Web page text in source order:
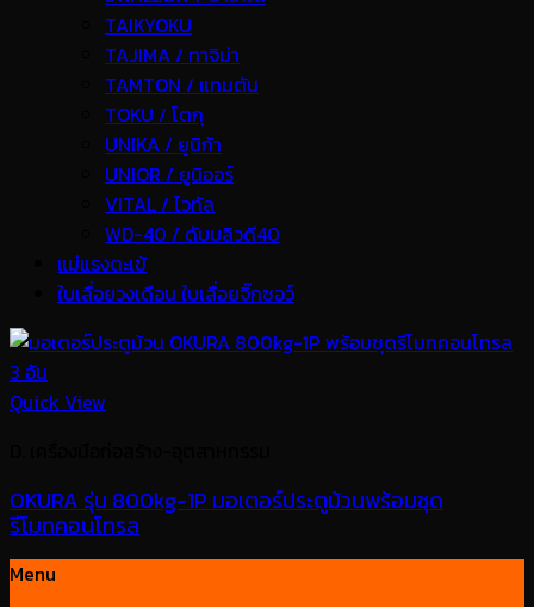
TAIKYOKU
TAJIMA / ทาจิม่า
TAMTON / แทมตัน
TOKU / โตกุ
UNIKA / ยูนิก้า
UNIOR / ยูนิออร์
VITAL / ไวทัล
WD-40 / ดับบลิวดี40
แม่แรงตะเข้
ใบเลื่อยวงเดือน ใบเลื่อยจิ๊กซอว์
Quick View
OKURA รุ่น 800kg-1P มอเตอร์ประตูม้วนพร้อมชุด
รีโมทคอนโทรล
Menu